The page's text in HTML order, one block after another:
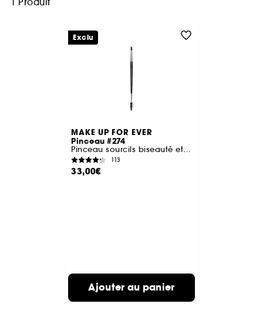
1 Produit
MAKE UP FOR EVER
Pinceau #274
Pinceau sourcils biseauté et goupillon
113
33,00€
Ajouter au panier
Exclu